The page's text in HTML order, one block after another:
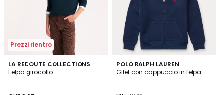
Prezzi rientro
LA REDOUTE COLLECTIONS
Felpa girocollo
5
Colori
POLO RALPH LAUREN
Gilet con cappuccio in felpa
4.3
/ 5
2
Colori